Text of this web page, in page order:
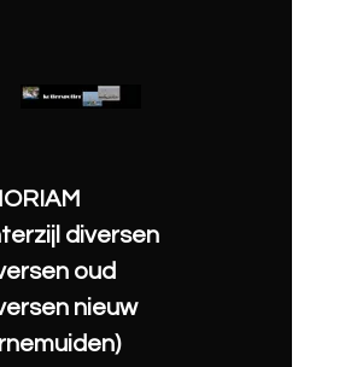
diversen
oud
nieuw